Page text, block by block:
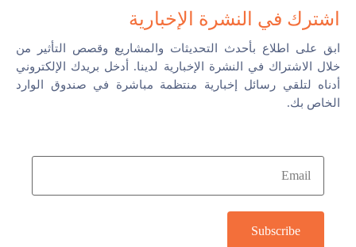
اشترك في النشرة الإخبارية
ابق على اطلاع بأحدث التحديثات والمشاريع وقصص التأثير من
خلال الاشتراك في النشرة الإخبارية لدينا. أدخل بريدك الإلكتروني
أدناه لتلقي رسائل إخبارية منتظمة مباشرة في صندوق الوارد
الخاص بك.
Subscribe